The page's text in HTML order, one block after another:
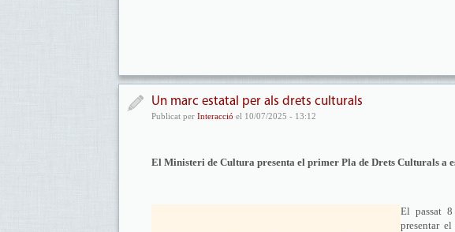
Un marc estatal per als drets culturals
Publicat per Interacció el 10/07/2025 - 13:12
El Ministeri de Cultura presenta el primer Pla de Drets Culturals a
El passat
presentar